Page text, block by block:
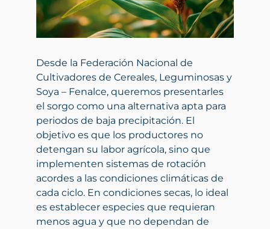
Desde la Federación Nacional de
Cultivadores de Cereales, Leguminosas y
Soya – Fenalce, queremos presentarles
el sorgo como una alternativa apta para
periodos de baja precipitación. El
objetivo es que los productores no
detengan su labor agrícola, sino que
implementen sistemas de rotación
acordes a las condiciones climáticas de
cada ciclo. En condiciones secas, lo ideal
es establecer especies que requieran
menos agua y que no dependan de